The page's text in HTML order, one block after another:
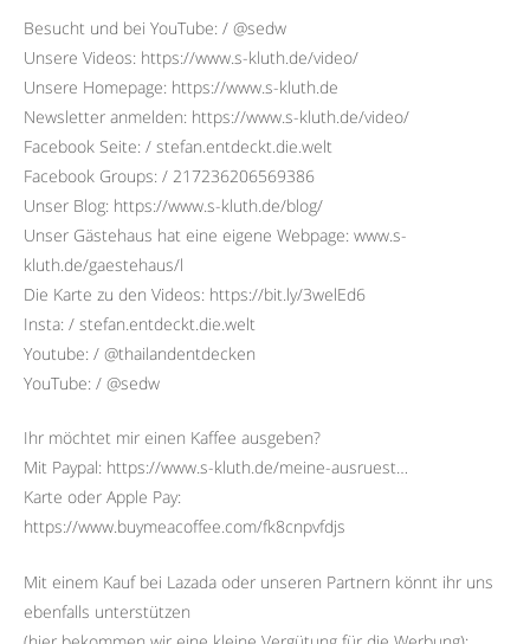
Besucht und bei YouTube: / @sedw
Unsere Videos: https://www.s-kluth.de/video/
Unsere Homepage: https://www.s-kluth.de
Newsletter anmelden: https://www.s-kluth.de/video/
Facebook Seite: / stefan.entdeckt.die.welt
Facebook Groups: / 217236206569386
Unser Blog: https://www.s-kluth.de/blog/
Unser Gästehaus hat eine eigene Webpage: www.s-
kluth.de/gaestehaus/l
Die Karte zu den Videos: https://bit.ly/3welEd6
Insta: / stefan.entdeckt.die.welt
Youtube: / @thailandentdecken
YouTube: / @sedw
Ihr möchtet mir einen Kaffee ausgeben?
Mit Paypal: https://www.s-kluth.de/meine-ausruest…
Karte oder Apple Pay:
https://www.buymeacoffee.com/fk8cnpvfdjs
Mit einem Kauf bei Lazada oder unseren Partnern könnt ihr uns
ebenfalls unterstützen